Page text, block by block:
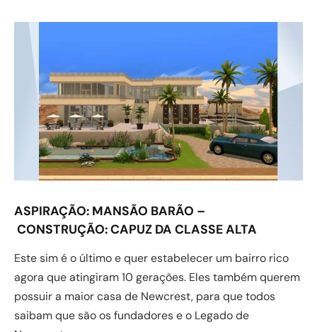
ASPIRAÇÃO: MANSÃO BARÃO –
CONSTRUÇÃO:CAPUZ DA CLASSE ALTA
Este sim é o último e quer estabelecer um bairro rico
agora que atingiram 10 gerações. Eles também querem
possuir a maior casa de Newcrest, para que todos
saibam que são os fundadores e o Legado de